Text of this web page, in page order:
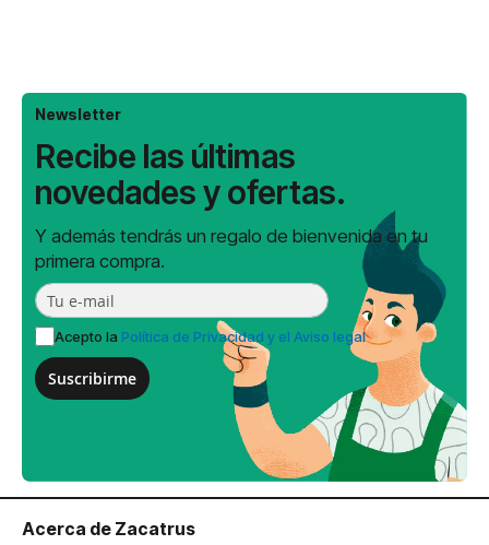
Newsletter
Recibe las últimas
novedades y ofertas.
Y además tendrás un regalo de bienvenida en tu
primera compra.
Acepto la Política de Privacidad y el Aviso legal
Suscribirme
Acerca de Zacatrus